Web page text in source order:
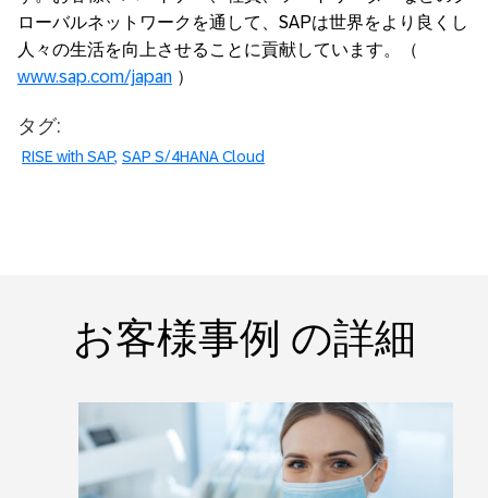
ローバルネットワークを通して、SAPは世界をより良くし
人々の生活を向上させることに貢献しています。（
www.sap.com/japan ）
タグ:
RISE with SAP SAP S/4HANA Cloud
お客様事例 の詳細